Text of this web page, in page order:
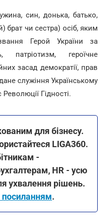
син, донька, батько,
брат чи сестра) осіб, яким
Герой України за
патріотизм, героїчне
засад демократії, прав
служіння Українському
Гідності.
для бізнесу.
LIGA360.
-
HR - усю
ухвалення рішень.
посиланням.